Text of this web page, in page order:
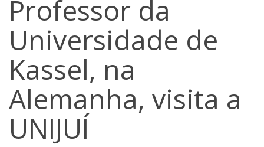
Professor da
Universidade de
Kassel, na
Alemanha, visita a
UNIJUÍ